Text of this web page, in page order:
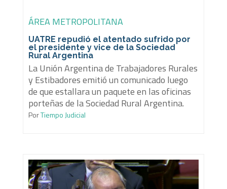
ÁREA METROPOLITANA
UATRE repudió el atentado sufrido por
el presidente y vice de la Sociedad
Rural Argentina
La Unión Argentina de Trabajadores Rurales
y Estibadores emitió un comunicado luego
de que estallara un paquete en las oficinas
porteñas de la Sociedad Rural Argentina.
PorTiempo Judicial